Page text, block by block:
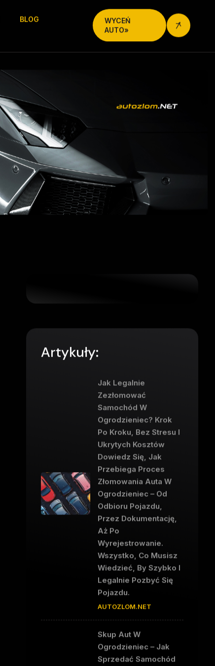
BLOG
WYCEŃ
AUTO»
Artykuły:
Jak Legalnie
Zezłomować
Samochód W
Ogrodzieniec? Krok
Po Kroku, Bez Stresu I
Ukrytych Kosztów
Dowiedz Się, Jak
Przebiega Proces
Złomowania Auta W
Ogrodzieniec – Od
Odbioru Pojazdu,
Przez Dokumentację,
Aż Po
Wyrejestrowanie.
Wszystko, Co Musisz
Wiedzieć, By Szybko I
Legalnie Pozbyć Się
Pojazdu.
AUTOZLOM.NET
Skup Aut W
Ogrodzieniec – Jak
Sprzedać Samochód